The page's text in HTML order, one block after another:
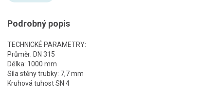
Podrobný popis
TECHNICKÉ PARAMETRY:
Průměr: DN 315
Délka: 1000 mm
Síla stěny trubky: 7,7 mm
Kruhová tuhost SN 4